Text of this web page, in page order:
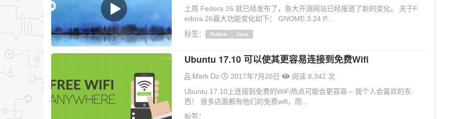
上周 Fedora 26 就已经发布了，各大开源网站已经报道了新的变化。 关于F
edora 26最大功能变化如下： GNOME 3.24 P...
标签：
Fedora linux
Ubuntu 17.10 可以使其更容易连接到免费Wifi
Mark Do 2017年7月20日
阅读 8,342 次
Ubuntu 17.10上连接到免费的WiFi热点可能会更容易 – 我个人会喜欢的东
西！ 很多店面都有他们的免费wifi，而...
标签：